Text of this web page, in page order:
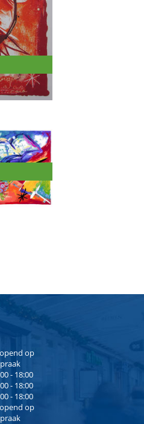
op
- 18:00
- 18:00
- 18:00
op